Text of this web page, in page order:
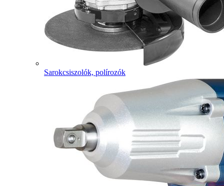
Sarokcsiszolók, polírozók